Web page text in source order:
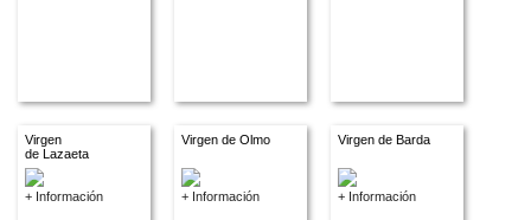
Virgen
de Lazaeta
+ Información
Virgen de Olmo
+ Información
Virgen de Barda
+ Información